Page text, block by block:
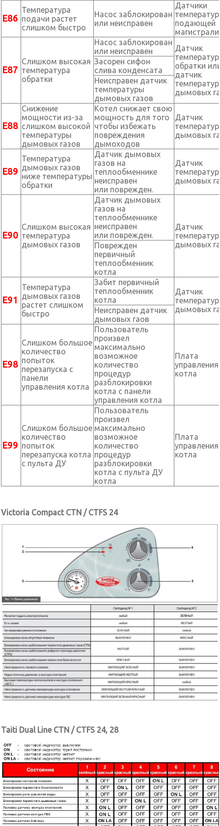
Е86
Температура
подачи растет
слишком быстро
Насос заблокирован
или неисправен
Датчики
подающей
магистрали
Е87
Слишком высокая
температура
обратки
Насос заблокирован
или неисправен
Датчик
обратки
датчик
дымовых
Засорен сифон
слива конденсата
Неисправен датчик
температуры
дымовых газов
Е88
Снижение
мощности из-за
слишком высокой
температуры
дымовых газов
Котел снижает свою
мощность для того
чтобы избежать
повреждения
дымоходов
Датчик
дымовых
Е89
Температура
дымовых газов
ниже температуры
обратки
Датчик дымовых
газов на
теплообменнике
неисправен
или поврежден.
Датчик
дымовых
Е90
Слишком высокая
температура
дымовых газов
Датчик дымовых
газов на
теплообменнике
неисправен
или поврежден.
Датчик
дымовых
Поврежден
первичный
теплообменник
котла
Е91
Температура
дымовых газов
растет слишком
быстро
Забит первичный
теплообменник
котла
Датчик
дымовых
Неисправен датчик
дымовых гаов
E98
Слишком большое
количество
попыток
перезапуска с
панели
управления котла
Пользователь
произвел
максимально
возможное
количество
процедур
разблокировки
котла с панели
управления котла
Плата
управления
котла
Е99
Слишком большое
количество
попыток
перезапуска котла
с пульта ДУ
Пользователь
произвел
максимально
возможное
количество
процедур
разблокировки
котла с пульта ДУ
котла
Плата
управления
котла
Victoria Compact CTN / CTFS 24
Taiti Dual Line CTN / CTFS 24, 28